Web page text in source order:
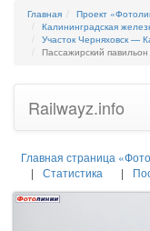
Главная Проект
Калининградская
Участок Черняховск —
Пассажирский
Railwayz.info
Главная страница
Статистика